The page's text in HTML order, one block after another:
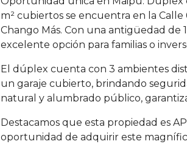
m² cubiertos se encuentra en la
Chango Más. Con una antigüedad
excelente opción para familias o
El dúplex cuenta con 3 ambientes
un garaje cubierto, brindando
natural y alumbrado público,
Destacamos que esta propiedad es
oportunidad de adquirir este